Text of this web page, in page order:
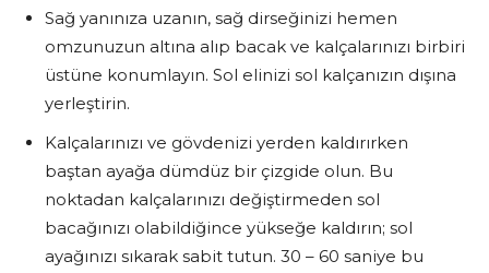
Sağ yanınıza uzanın, sağ dirseğinizi hemen
omzunuzun altına alıp bacak ve kalçalarınızı birbiri
üstüne konumlayın. Sol elinizi sol kalçanızın dışına
yerleştirin.
Kalçalarınızı ve gövdenizi yerden kaldırırken
baştan ayağa dümdüz bir çizgide olun. Bu
noktadan kalçalarınızı değiştirmeden sol
bacağınızı olabildiğince yükseğe kaldırın; sol
ayağınızı sıkarak sabit tutun. 30 – 60 saniye bu